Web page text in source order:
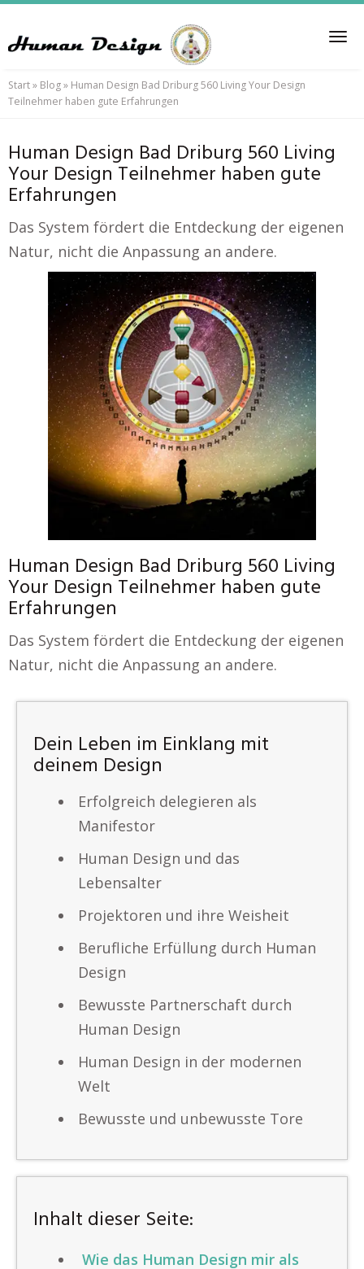
content
Start» Blog» Human Design Bad Driburg 560 Living Your Design
Teilnehmer haben gute Erfahrungen
Human Design Bad Driburg 560 Living
Your Design Teilnehmer haben gute
Erfahrungen
Das System fördert die Entdeckung der eigenen
Natur, nicht die Anpassung an andere.
Human Design Bad Driburg 560 Living
Your Design Teilnehmer haben gute
Erfahrungen
Das System fördert die Entdeckung der eigenen
Natur, nicht die Anpassung an andere.
Dein Leben im Einklang mit
deinem Design
Erfolgreich delegieren als
Manifestor
Human Design und das
Lebensalter
Projektoren und ihre Weisheit
Berufliche Erfüllung durch Human
Design
Bewusste Partnerschaft durch
Human Design
Human Design in der modernen
Welt
Bewusste und unbewusste Tore
Inhalt dieser Seite:
Wie das Human Design mir als